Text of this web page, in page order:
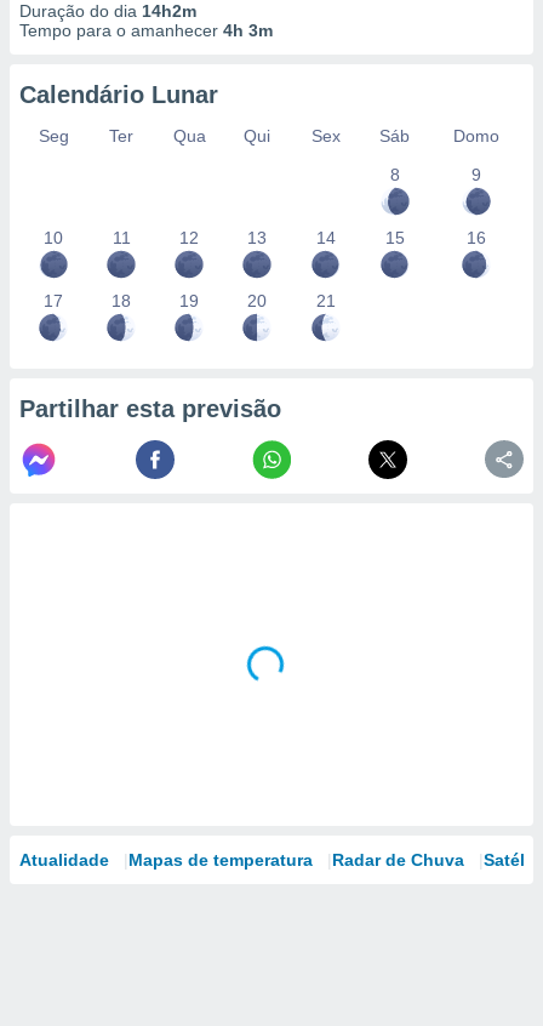
Duração do dia 14h2m
Tempo para o amanhecer 4h 3m
Calendário Lunar
Seg Ter Qua Qui Sex Sáb
Domo
8
9
10 11 12 13 14 15 16
17 18 19 20 21
Partilhar esta previsão
Atualidade Mapas de temperatura Radar de Chuva